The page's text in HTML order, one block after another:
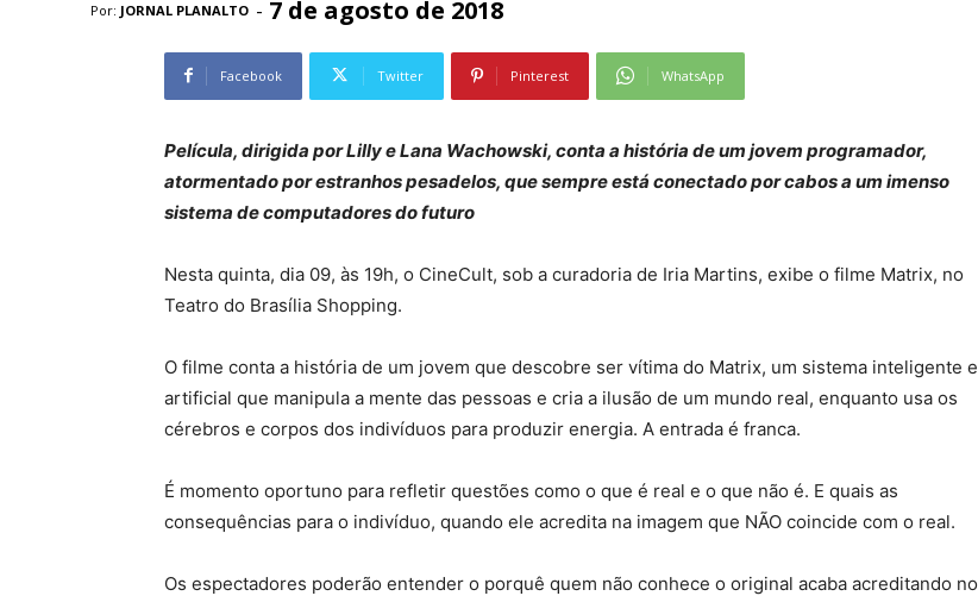
Por: JORNAL PLANALTO - 7 de agosto de 2018
Facebook Twitter Pinterest WhatsApp
Película, dirigida por Lilly e Lana Wachowski, conta a história de um jovem programador,
atormentado por estranhos pesadelos, que sempre está conectado por cabos a um imenso
sistema de computadores do futuro
Nesta quinta, dia 09, às 19h, o CineCult, sob a curadoria de Iria Martins, exibe o filme Matrix, no
Teatro do Brasília Shopping.
O filme conta a história de um jovem que descobre ser vítima do Matrix, um sistema inteligente e
artificial que manipula a mente das pessoas e cria a ilusão de um mundo real, enquanto usa os
cérebros e corpos dos indivíduos para produzir energia. A entrada é franca.
É momento oportuno para refletir questões como o que é real e o que não é. E quais as
consequências para o indivíduo, quando ele acredita na imagem que NÃO coincide com o real.
Os espectadores poderão entender o porquê quem não conhece o original acaba acreditando no